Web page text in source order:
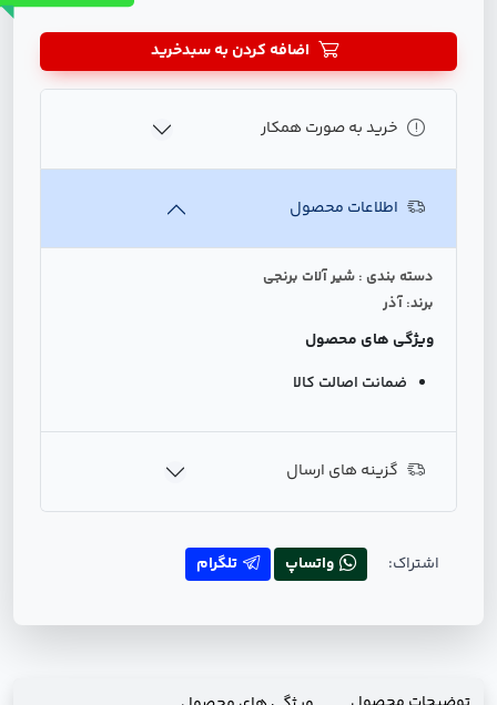
اضافه کردن به سبدخرید
خرید به صورت همکار
اطلاعات محصول
دسته بندی : شیر آلات برنجی
برند: آذر
ویژگی های محصول
ضمانت اصالت کالا
گزینه های ارسال
اشتراک: واتساپ تلگرام